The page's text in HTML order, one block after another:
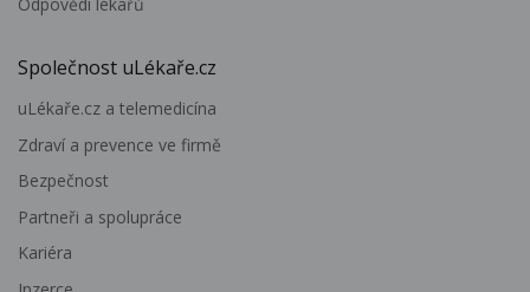
Společnost uLékaře.cz
uLékaře.cz a telemedicína
Zdraví a prevence ve firmě
Bezpečnost
Partneři a spolupráce
Kariéra